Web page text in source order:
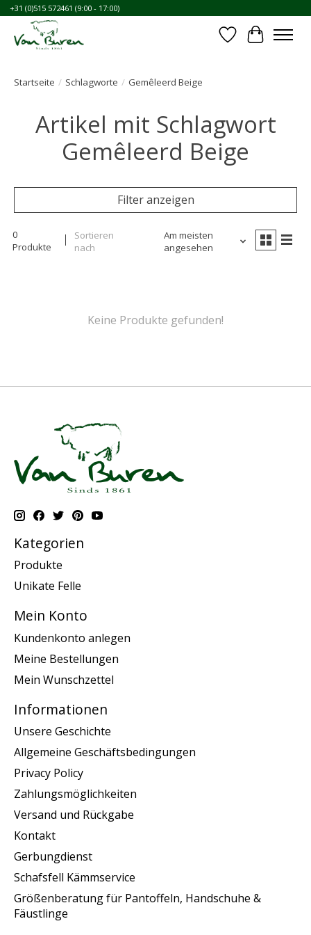
+31 (0)515 572461 (9:00 - 17:00)
Wunschzettel
Ihr
Startseite / Schlagworte / Gemêleerd Beige
Artikel mit Schlagwort
Gemêleerd Beige
Filter anzeigen
0
Produkte
Sortieren
nach
Am meisten
angesehen
Keine Produkte gefunden!
Kategorien
Produkte
Unikate Felle
Mein Konto
Kundenkonto anlegen
Meine Bestellungen
Mein Wunschzettel
Informationen
Unsere Geschichte
Allgemeine Geschäftsbedingungen
Privacy Policy
Zahlungsmöglichkeiten
Versand und Rückgabe
Kontakt
Gerbungdienst
Schafsfell Kämmservice
Größenberatung für Pantoffeln, Handschuhe &
Fäustlinge